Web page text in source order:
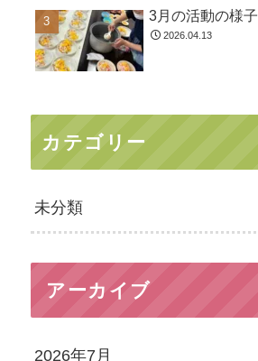
3月の活動の様子
2026.04.13
カテゴリー
未分類
アーカイブ
2026年7月